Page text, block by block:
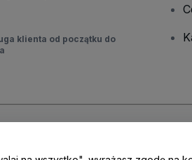
klienta od początku do